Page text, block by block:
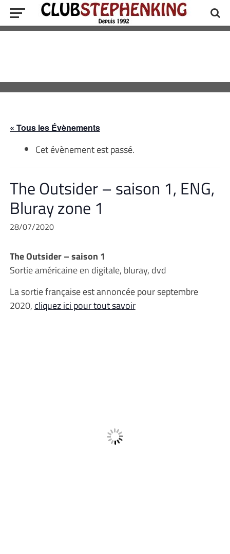
« Tous les Évènements
Cet évènement est passé.
The Outsider – saison 1, ENG,
Bluray zone 1
28/07/2020
The Outsider – saison 1
Sortie américaine en digitale, bluray, dvd
La sortie française est annoncée pour septembre
2020, cliquez ici pour tout savoir